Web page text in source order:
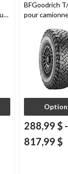
BFGoodrich
pour
288,99 $ -
817,99 $